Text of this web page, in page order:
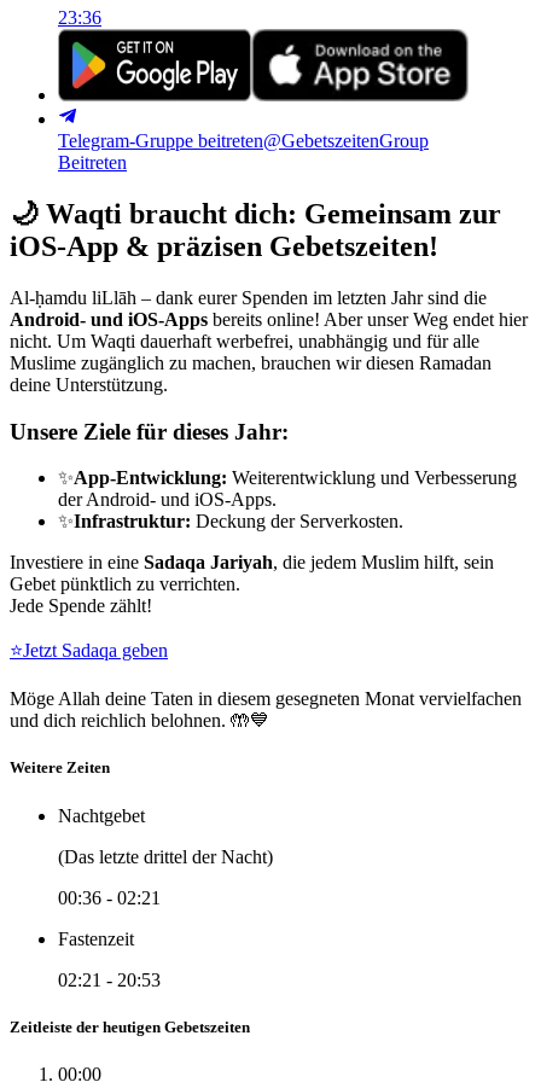
23:36
Telegram-Gruppe beitreten@GebetszeitenGroup
Beitreten
🌙 Waqti braucht dich: Gemeinsam zur
iOS-App & präzisen Gebetszeiten!
Al-ḥamdu liLlāh – dank eurer Spenden im letzten Jahr sind die
Android- und iOS-Apps bereits online! Aber unser Weg endet hier
nicht. Um Waqti dauerhaft werbefrei, unabhängig und für alle
Muslime zugänglich zu machen, brauchen wir diesen Ramadan
deine Unterstützung.
Unsere Ziele für dieses Jahr:
✨App-Entwicklung: Weiterentwicklung und Verbesserung
der Android- und iOS-Apps.
✨Infrastruktur: Deckung der Serverkosten.
Investiere in eine Sadaqa Jariyah, die jedem Muslim hilft, sein
Gebet pünktlich zu verrichten.
Jede Spende zählt!
⭐Jetzt Sadaqa geben
Möge Allah deine Taten in diesem gesegneten Monat vervielfachen
und dich reichlich belohnen. 🤲💙
Weitere Zeiten
Nachtgebet
(Das letzte drittel der Nacht)
00:36 - 02:21
Fastenzeit
02:21 - 20:53
Zeitleiste der heutigen Gebetszeiten
00:00